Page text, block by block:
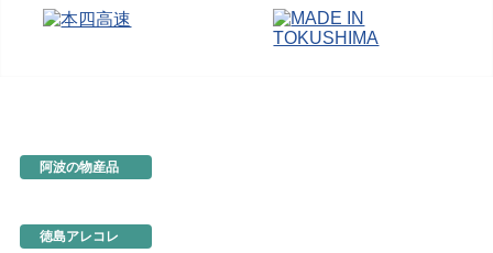
阿波の物産品
徳島アレコレ